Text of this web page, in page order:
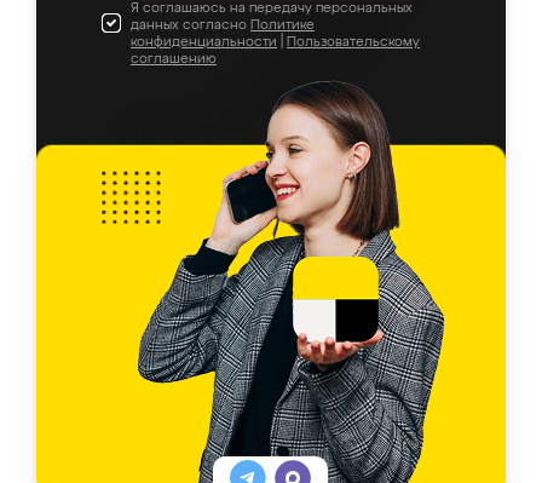
Я соглашаюсь на передачу персональных
данных согласно Политике
конфиденциальности
Пользовательскому
соглашению